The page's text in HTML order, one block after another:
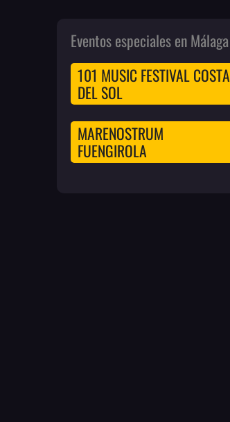
Eventos especiales en Málaga
101 MUSIC FESTIVAL COSTA
DEL SOL
MARENOSTRUM
FUENGIROLA